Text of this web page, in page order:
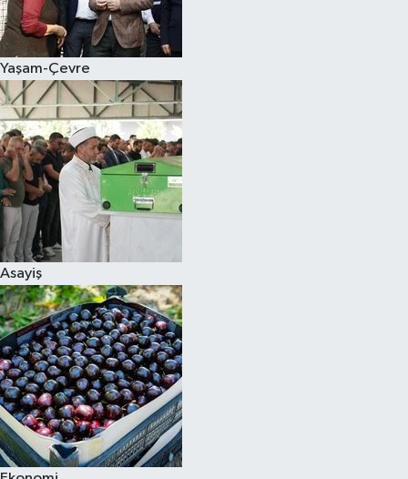
Yaşam-Çevre
Asayiş
Siyaset
Teknoloji
Televizyon
Yaşam-Çevre